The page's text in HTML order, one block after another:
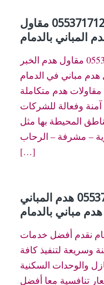
مقاول هدم مباني في الدمام 0553717126 مقاول
المباني بالدمام
مقاول هدم مباني في الدمام 0553717126 مقاول هدم الخبر
هدم مباني في الدمام
هدم متكاملة
وفعالة للشركات
المحيطة بها مثل
– مشرفة – الرحاب –
[…]
مقاول هدم الدمام 0553717126 هدم المباني
مباني بالدمام
نقدم أفضل خدمات
وسريعة لتنفيذ كافة
والوحدات السكنية
تنافسية معا أفضل